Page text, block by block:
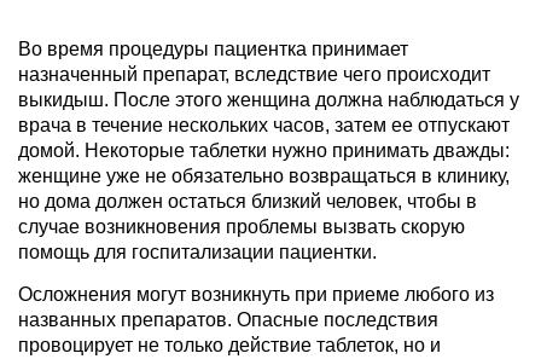
Во время процедуры пациентка принимает
назначенный препарат, вследствие чего происходит
выкидыш. После этого женщина должна наблюдаться у
врача в течение нескольких часов, затем ее отпускают
домой. Некоторые таблетки нужно принимать дважды:
женщине уже не обязательно возвращаться в клинику,
но дома должен остаться близкий человек, чтобы в
случае возникновения проблемы вызвать скорую
помощь для госпитализации пациентки.
Осложнения могут возникнуть при приеме любого из
названных препаратов. Опасные последствия
провоцирует не только действие таблеток, но и